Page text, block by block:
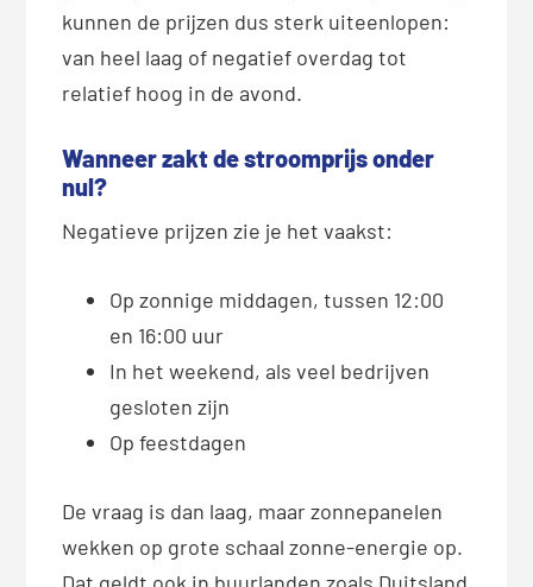
kunnen de prijzen dus sterk uiteenlopen:
van heel laag of negatief overdag tot
relatief hoog in de avond.
Wanneer zakt de stroomprijs onder
nul?
Negatieve prijzen zie je het vaakst:
Op zonnige middagen, tussen 12:00
en 16:00 uur
In het weekend, als veel bedrijven
gesloten zijn
Op feestdagen
De vraag is dan laag, maar zonnepanelen
wekken op grote schaal zonne-energie op.